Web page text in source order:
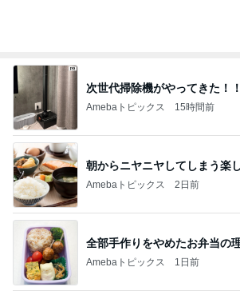
美奈代 隠れているつもりの愛犬